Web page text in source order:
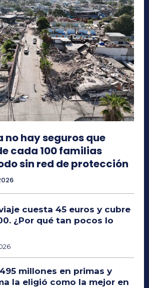
no hay seguros que
cada 100 familias
sin red de protección
cuesta 45 euros y cubre
¿Por qué tan pocos lo
millones en primas y
la eligió como la mejor en